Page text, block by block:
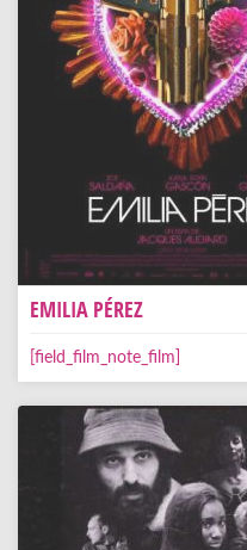
EMILIA PÉREZ
[field_film_note_film]